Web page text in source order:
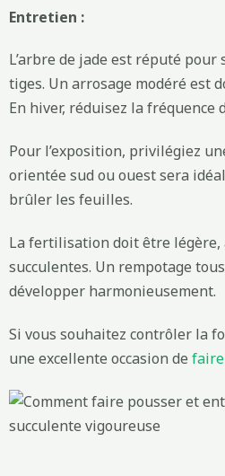
Entretien :
L’arbre de jade est réputé
tiges. Un arrosage modéré est
En hiver, réduisez la
Pour l’exposition, privilégiez
orientée sud ou ouest sera
brûler les feuilles.
La fertilisation doit être légère,
succulentes. Un rempotage
développer harmonieusement.
Si vous souhaitez contrôler la
une excellente occasion de